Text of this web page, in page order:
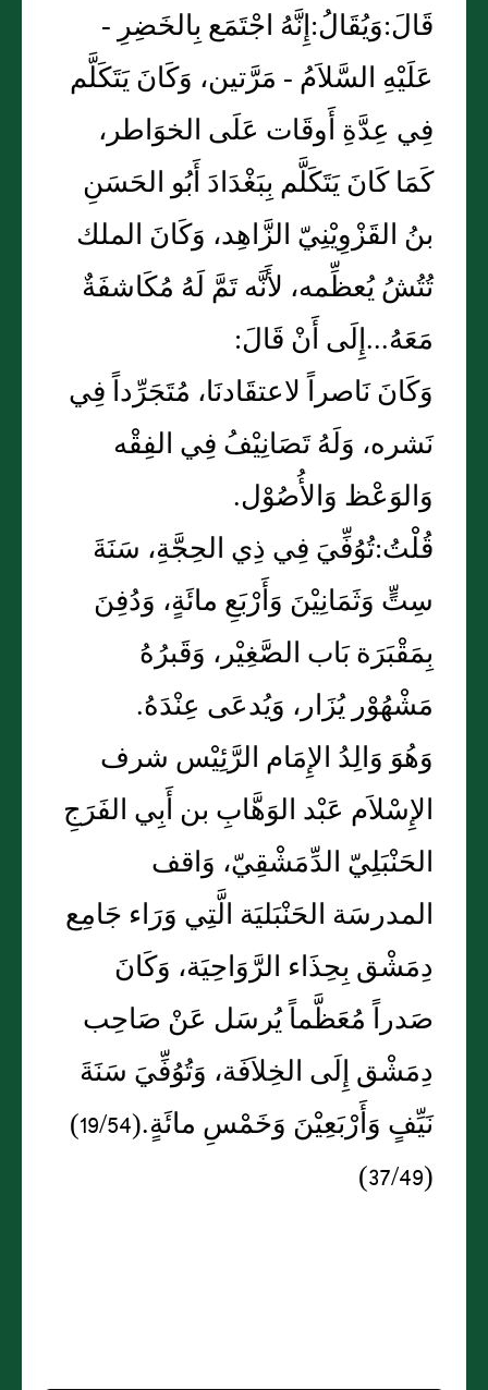
قَالَ:وَيُقَالُ:إِنَّهُ اجْتَمَع بِالخَضِرِ -
عَلَيْهِ السَّلاَمُ - مَرَّتين، وَكَانَ يَتَكَلَّم
فِي عِدَّةِ أَوقَات عَلَى الخوَاطر،
كَمَا كَانَ يَتَكَلَّم بِبَغْدَادَ أَبُو الحَسَنِ
بنُ القَزْوِيْنِيّ الزَّاهِد، وَكَانَ الملك
تُتُشُ يُعظِّمه، لأَنَّه تَمَّ لَهُ مُكَاشفَةٌ
مَعَهُ...إِلَى أَنْ قَالَ:
وَكَانَ نَاصراً لاعتقَادنَا، مُتَجَرِّداً فِي
نَشره، وَلَهُ تَصَانِيْفُ فِي الفِقْه
وَالوَعْظ وَالأُصُوْل.
قُلْتُ:تُوُفِّيَ فِي ذِي الحِجَّةِ، سَنَةَ
سِتٍّ وَثَمَانِيْنَ وَأَرْبَعِ مائَةٍ، وَدُفِنَ
بِمَقْبَرَة بَاب الصَّغِيْر، وَقَبرُهُ
مَشْهُوْر يُزَار، وَيُدعَى عِنْدَهُ.
وَهُوَ وَالِدُ الإِمَام الرَّئِيْس شرف
الإِسْلاَم عَبْد الوَهَّابِ بن أَبِي الفَرَجِ
الحَنْبَلِيّ الدِّمَشْقِيّ، وَاقف
المدرسَة الحَنْبَليَة الَّتِي وَرَاء جَامِع
دِمَشْق بِحِذَاء الرَّوَاحِيَة، وَكَانَ
صَدراً مُعَظَّماً يُرسَل عَنْ صَاحِب
دِمَشْق إِلَى الخِلاَفَة، وَتُوُفِّيَ سَنَةَ
نَيِّفٍ وَأَرْبَعِيْنَ وَخَمْسِ مائَةٍ.(19/54)
(37/49)